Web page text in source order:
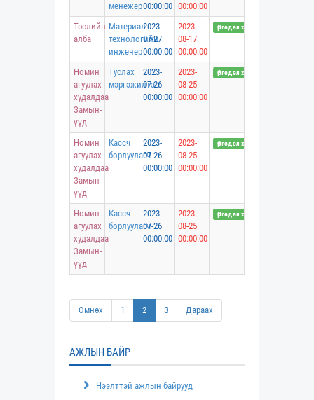
менежер00:00:00 00:00:00
Төслийн
алба
Материал
технологийн
инженер
2023-
07-27
00:00:00
2023-
08-17
00:00:00
Өргөдөл хүлээн авч байна
Номин
агуулах
худалдаа
Замын-
үүд
Туслах
мэргэжилтэн
2023-
07-26
00:00:00
2023-
08-25
00:00:00
Өргөдөл хүлээн авч байна
Номин
агуулах
худалдаа
Замын-
үүд
Кассч
борлуулагч
2023-
07-26
00:00:00
2023-
08-25
00:00:00
Өргөдөл хүлээн авч байна
Номин
агуулах
худалдаа
Замын-
үүд
Кассч
борлуулагч
2023-
07-26
00:00:00
2023-
08-25
00:00:00
Өргөдөл хүлээн авч байна
Өмнөх 1 2 3 Дараах
АЖЛЫН БАЙР
Нээлттэй ажлын байрууд